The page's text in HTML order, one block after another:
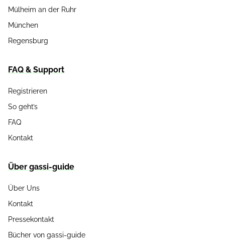
Mülheim an der Ruhr
München
Regensburg
FAQ & Support
Registrieren
So geht’s
FAQ
Kontakt
Über gassi-guide
Über Uns
Kontakt
Pressekontakt
Bücher von gassi-guide